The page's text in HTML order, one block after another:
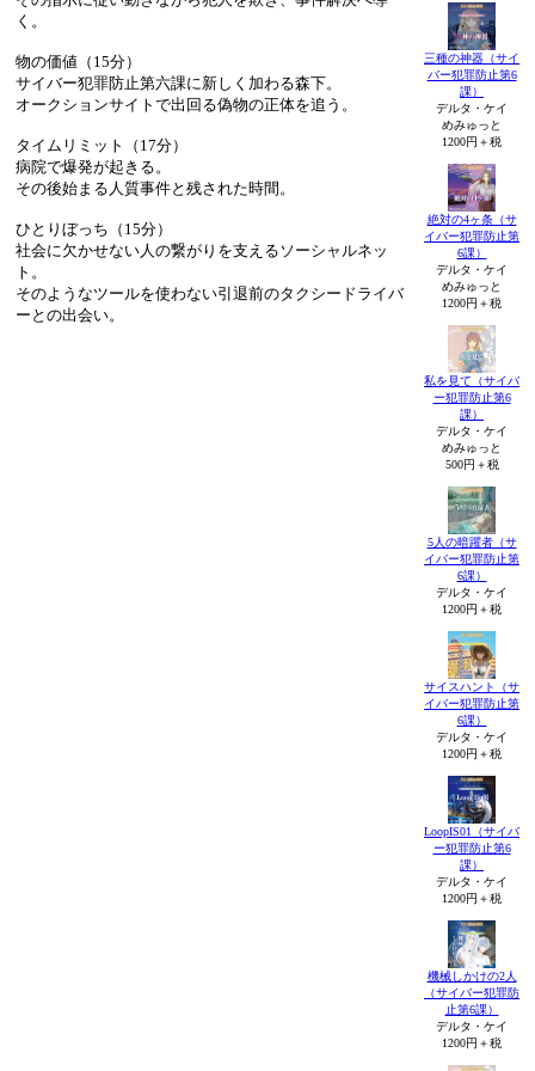
く。
物の価値（15分）
サイバー犯罪防止第六課に新しく加わる森下。
オークションサイトで出回る偽物の正体を追う。
タイムリミット（17分）
病院で爆発が起きる。
その後始まる人質事件と残された時間。
ひとりぼっち（15分）
社会に欠かせない人の繋がりを支えるソーシャルネッ
ト。
そのようなツールを使わない引退前のタクシードライバ
ーとの出会い。
三種の神器（サイ
バー犯罪防止第6
課）
デルタ・ケイ
めみゅっと
1200円＋税
絶対の4ヶ条（サ
イバー犯罪防止第
6課）
デルタ・ケイ
めみゅっと
1200円＋税
私を見て（サイバ
ー犯罪防止第6
課）
デルタ・ケイ
めみゅっと
500円＋税
5人の暗躍者（サ
イバー犯罪防止第
6課）
デルタ・ケイ
1200円＋税
サイスハント（サ
イバー犯罪防止第
6課）
デルタ・ケイ
1200円＋税
LoopIS01（サイバ
ー犯罪防止第6
課）
デルタ・ケイ
1200円＋税
機械しかけの2人
（サイバー犯罪防
止第6課）
デルタ・ケイ
1200円＋税